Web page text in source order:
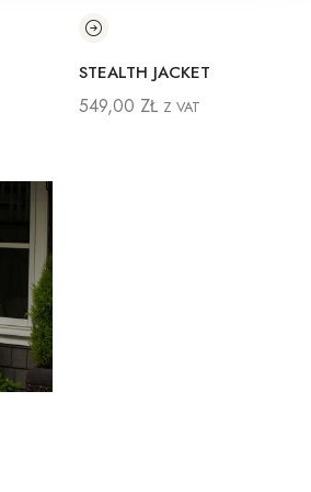
STEALTH JACKET
549,00 ZŁ Z VAT